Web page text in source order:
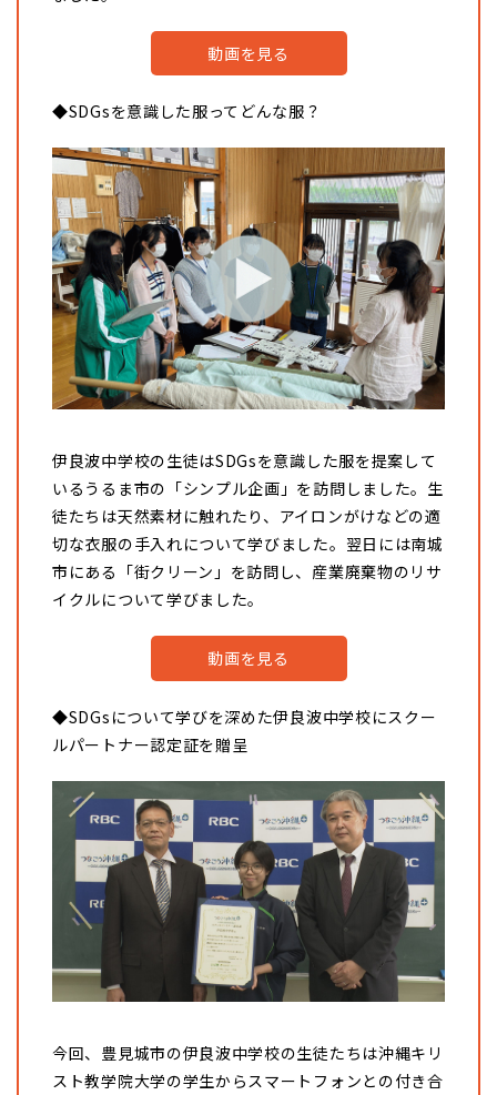
動画を見る
◆SDGsを意識した服ってどんな服？
伊良波中学校の生徒はSDGsを意識した服を提案して
いるうるま市の「シンプル企画」を訪問しました。生
徒たちは天然素材に触れたり、アイロンがけなどの適
切な衣服の手入れについて学びました。翌日には南城
市にある「街クリーン」を訪問し、産業廃棄物のリサ
イクルについて学びました。
動画を見る
◆SDGsについて学びを深めた伊良波中学校にスクー
ルパートナー認定証を贈呈
今回、豊見城市の伊良波中学校の生徒たちは沖縄キリ
スト教学院大学の学生からスマートフォンとの付き合